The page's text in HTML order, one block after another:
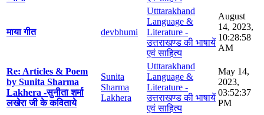
माया गीत devbhumi
Utttarakhand
Language &
Literature -
उत्तराखण्ड की भाषायें
एवं साहित्य
August
14, 2023,
10:28:58
AM
Re: Articles & Poem
by Sunita Sharma
Lakhera -सुनीता शर्मा
लखेरा जी के कविताये
Sunita
Sharma
Lakhera
Utttarakhand
Language &
Literature -
उत्तराखण्ड की भाषायें
एवं साहित्य
May 14,
2023,
03:52:37
PM